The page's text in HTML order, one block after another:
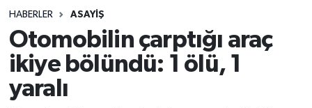
HABERLER ASAYIŞ
Otomobilin çarptığı araç
ikiye bölündü: 1 ölü, 1
yaralı
Spor
Teknoloji